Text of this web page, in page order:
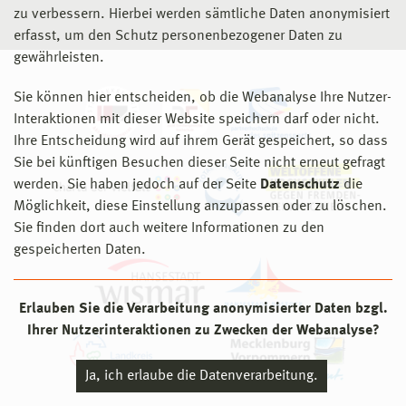
zu verbessern. Hierbei werden sämtliche Daten anonymisiert
erfasst, um den Schutz personenbezogener Daten zu
gewährleisten.
Sie können hier entscheiden, ob die Webanalyse Ihre Nutzer-
Interaktionen mit dieser Website speichern darf oder nicht.
Ihre Entscheidung wird auf ihrem Gerät gespeichert, so dass
Sie bei künftigen Besuchen dieser Seite nicht erneut gefragt
werden. Sie haben jedoch auf der Seite Datenschutz die
Möglichkeit, diese Einstellung anzupassen oder zu löschen.
Sie finden dort auch weitere Informationen zu den
gespeicherten Daten.
Erlauben Sie die Verarbeitung anonymisierter Daten bzgl.
Ihrer Nutzerinteraktionen zu Zwecken der Webanalyse?
Ja, ich erlaube die Datenverarbeitung.